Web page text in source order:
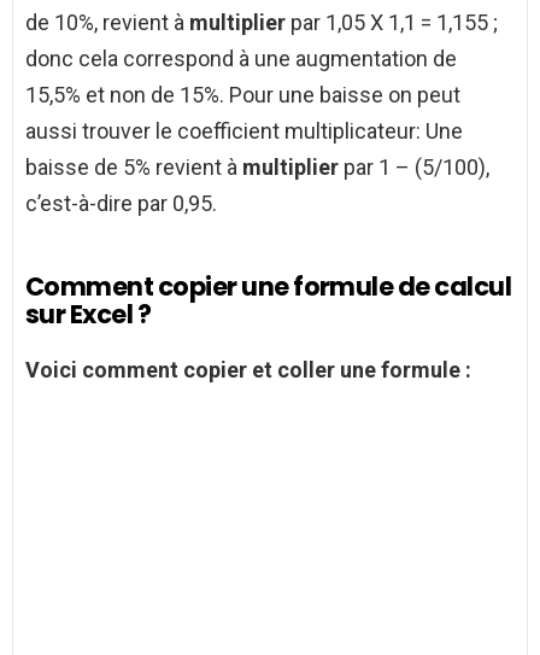
de 10%, revient à multiplier par 1,05 X 1,1 = 1,155 ;
donc cela correspond à une augmentation de
15,5% et non de 15%. Pour une baisse on peut
aussi trouver le coefficient multiplicateur: Une
baisse de 5% revient à multiplier par 1 – (5/100),
c’est-à-dire par 0,95.
Comment copier une formule de calcul
sur Excel ?
Voici comment copier et coller uneformule :